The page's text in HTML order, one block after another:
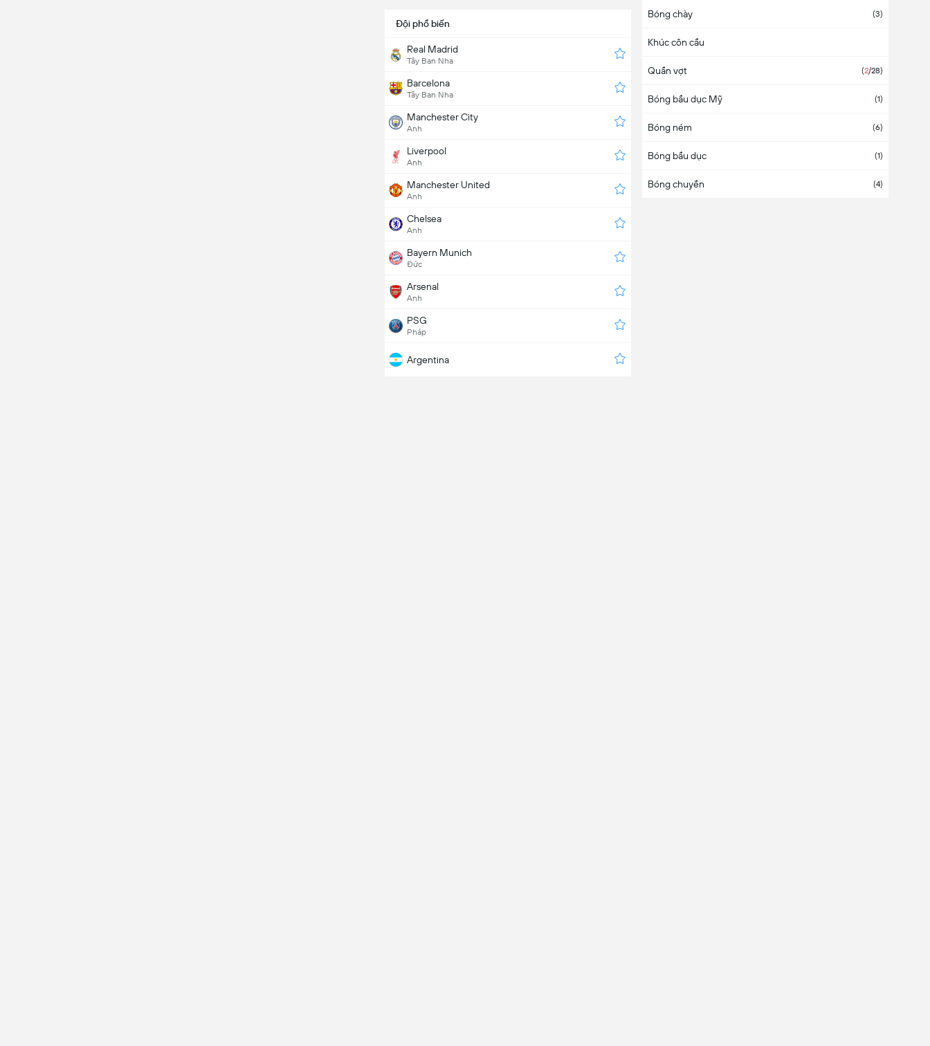
Áo (4/6)
Argentina
Armenia
Aruba
Azerbaijan
Ba Lan (1/7)
Ba Tư
Bóng chày (3)
Khúc côn cầu
Quần vợt (2/28)
Bóng bầu dục Mỹ (1)
Bóng ném (6)
Bóng bầu dục (1)
Bóng chuyền (4)
Đội phổ biến
Real Madrid
Tây Ban Nha
Barcelona
Tây Ban Nha
Manchester City
Anh
Liverpool
Anh
Manchester United
Anh
Chelsea
Anh
Bayern Munich
Đức
Arsenal
Anh
PSG
Pháp
Argentina